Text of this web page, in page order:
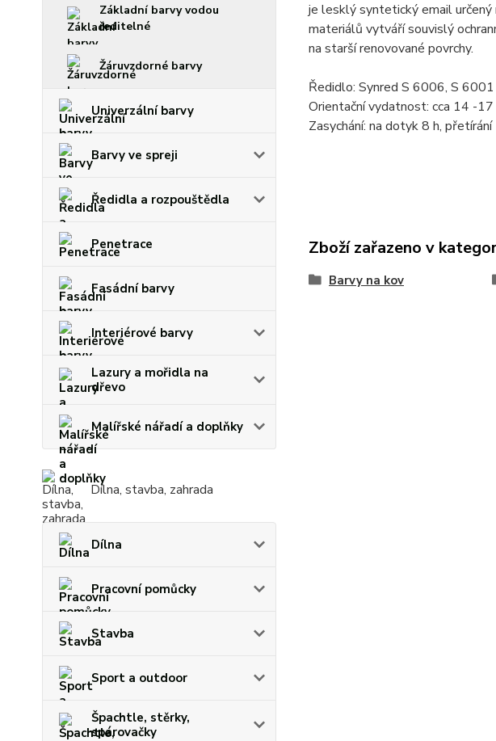
Základní barvy vodou
ředitelné
Žáruvzdorné barvy
Univerzální barvy
Barvy ve spreji
Ředidla a rozpouštědla
Penetrace
Fasádní barvy
Interiérové barvy
Lazury a mořidla na
dřevo
Malířské nářadí a doplňky
Dílna, stavba, zahrada
Dílna
Pracovní pomůcky
Stavba
Sport a outdoor
Špachtle, stěrky,
spárovačky
je lesklý syntetický email určený
materiálů vytváří souvislý
na starší renovované povrchy.
Ředidlo: Synred S 6006, S 6001
Orientační vydatnost: cca 14 -
Zasychání: na dotyk 8 h,
Zboží zařazeno v
Barvy na kov